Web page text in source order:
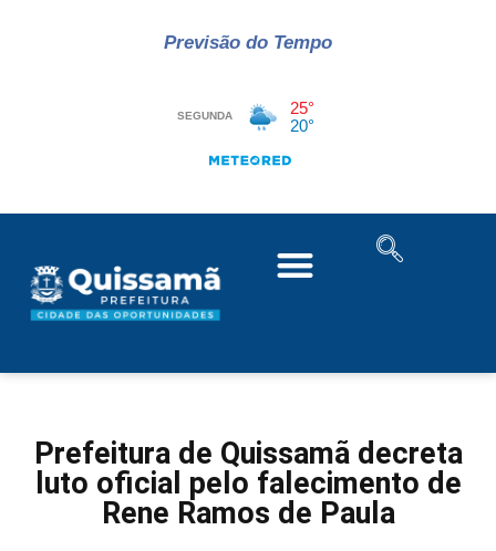
Previsão do Tempo
Prefeitura de Quissamã decreta
luto oficial pelo falecimento de
Rene Ramos de Paula